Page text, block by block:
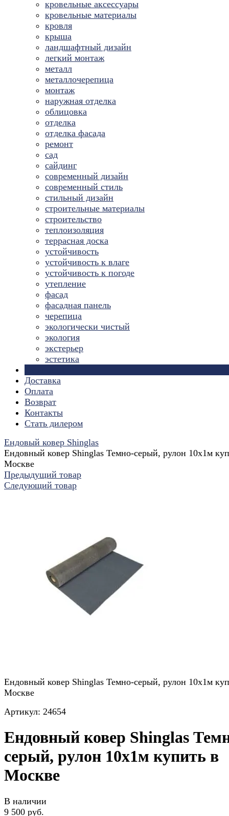
кровельные аксессуары
кровельные материалы
кровля
крыша
ландшафтный дизайн
легкий монтаж
металл
металлочерепица
монтаж
наружная отделка
облицовка
отделка
отделка фасада
ремонт
сад
сайдинг
современный дизайн
современный стиль
стильный дизайн
строительные материалы
строительство
теплоизоляция
террасная доска
устойчивость
устойчивость к влаге
устойчивость к погоде
утепление
фасад
фасадная панель
черепица
экологически чистый
экология
экстерьер
эстетика
Доставка
Оплата
Возврат
Контакты
Стать дилером
Ендовый ковер Shinglas
Ендовный ковер Shinglas Темно-серый, рулон 10х1м
Москве
Предыдущий товар
Следующий товар
Ендовный ковер Shinglas Темно-серый, рулон 10х1м
Москве
Артикул: 24654
Ендовный ковер Shinglas
серый, рулон 10х1м купить в
Москве
В наличии
9 500 руб.